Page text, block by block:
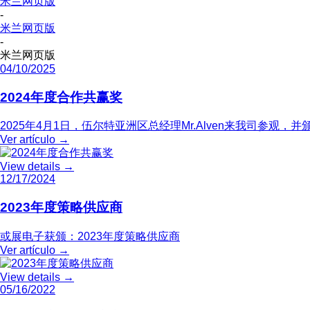
-
米兰网页版
-
米兰网页版
04/10/2025
2024年度合作共赢奖
2025年4月1日，伍尔特亚洲区总经理Mr.Alven来我司参观，并
Ver artículo →
View details →
12/17/2024
2023年度策略供应商
或展电子获颁：2023年度策略供应商
Ver artículo →
View details →
05/16/2022